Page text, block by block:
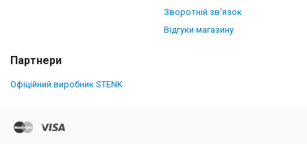
Зворотній зв'язок
Відгуки магазину
Партнери
Офіційний виробник STENK